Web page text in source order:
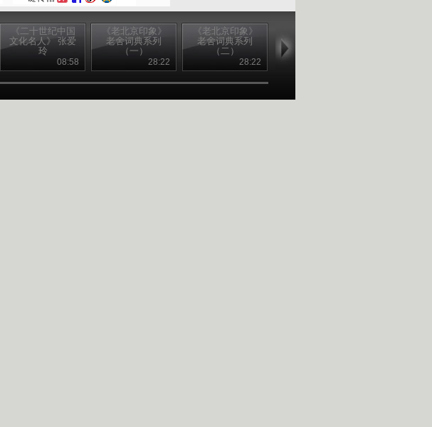
《二十世纪中国
文化名人》 张爱
玲
08:58
《老北京印象》
老舍词典系列
（一）
28:22
《老北京印象》
老舍词典系列
（二）
28:22